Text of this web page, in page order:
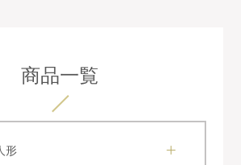
商品一覧
形